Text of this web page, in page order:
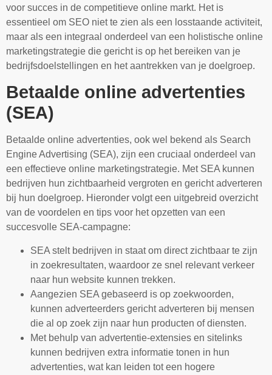
voor succes in de competitieve online markt. Het is
essentieel om SEO niet te zien als een losstaande activiteit,
maar als een integraal onderdeel van een holistische online
marketingstrategie die gericht is op het bereiken van je
bedrijfsdoelstellingen en het aantrekken van je doelgroep.
Betaalde online advertenties
(SEA)
Betaalde online advertenties, ook wel bekend als Search
Engine Advertising (SEA), zijn een cruciaal onderdeel van
een effectieve online marketingstrategie. Met SEA kunnen
bedrijven hun zichtbaarheid vergroten en gericht adverteren
bij hun doelgroep. Hieronder volgt een uitgebreid overzicht
van de voordelen en tips voor het opzetten van een
succesvolle SEA-campagne:
SEA stelt bedrijven in staat om direct zichtbaar te zijn
in zoekresultaten, waardoor ze snel relevant verkeer
naar hun website kunnen trekken.
Aangezien SEA gebaseerd is op zoekwoorden,
kunnen adverteerders gericht adverteren bij mensen
die al op zoek zijn naar hun producten of diensten.
Met behulp van advertentie-extensies en sitelinks
kunnen bedrijven extra informatie tonen in hun
advertenties, wat kan leiden tot een hogere